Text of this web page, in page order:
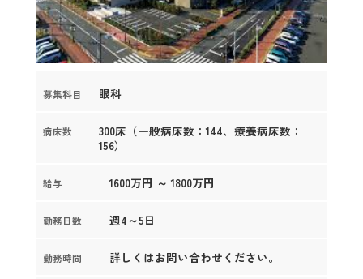
募集科目 眼科
病床数
300床（一般病床数：144、療養病床数：
156）
給与 1600万円 ～ 1800万円
勤務日数 週4～5日
勤務時間 詳しくはお問い合わせください。